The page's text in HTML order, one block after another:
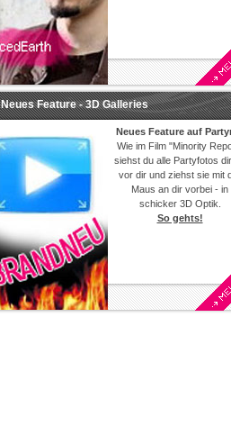
Neues Feature - 3D Galleries
Neues Feature auf
Wie im Film "Minority
siehst du alle Partyfotos
vor dir und ziehst sie mit
Maus an dir vorbei - in
schicker 3D Optik.
So gehts!